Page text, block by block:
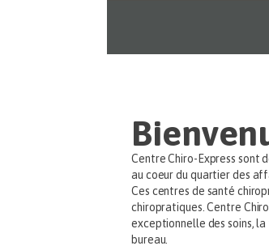
Centre Chiro-Express sont
au coeur du quartier des
Ces centres de santé
chiropratiques. Centre
exceptionnelle des soins,
bureau.